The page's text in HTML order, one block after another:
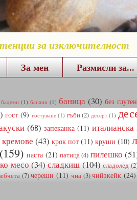
за изключителност
За мен Размисли за...
бадеми (1) банани (1) баница (30) без глутен
гост (9) гостуване (1) гъби (2) десерт (1)
(68) запеканка (11)
кремове (43) крок пот (11) круши (10)
(159) паста (21) патица (4) пилешко
месо (34) сладкиш (104) сладолед
(7) череши (11) чиа (3) чийзкейк (24)